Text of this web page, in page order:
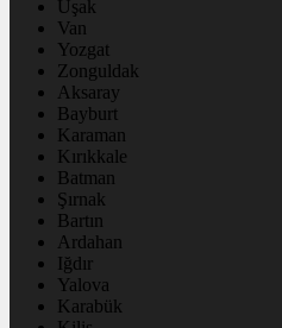
Uşak
Van
Yozgat
Zonguldak
Aksaray
Bayburt
Karaman
Kırıkkale
Batman
Şırnak
Bartın
Ardahan
Iğdır
Yalova
Karabük